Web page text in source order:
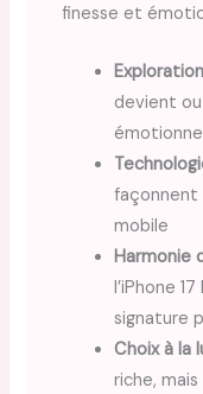
finesse et
devient
façonnent
mobile
Harmonie
l’iPhone
signature
Choix à la
riche,